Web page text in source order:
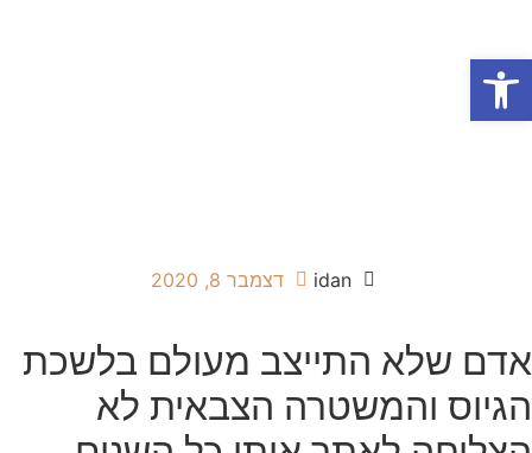
idan דצמבר 8, 2020
אדם שלא התייצב מעולם בלשכת
הגיוס והמשטרה הצבאית לא
פתח סרגל נגישות